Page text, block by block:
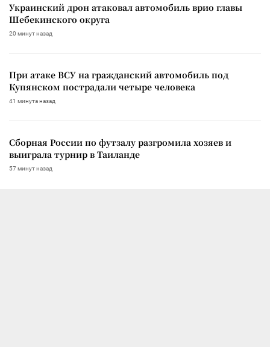
Украинский дрон атаковал автомобиль врио главы
Шебекинского округа
20 минут назад
При атаке ВСУ на гражданский автомобиль под
Купянском пострадали четыре человека
41 минута назад
Сборная России по футзалу разгромила хозяев и
выиграла турнир в Таиланде
57 минут назад